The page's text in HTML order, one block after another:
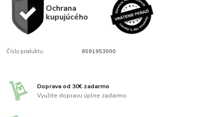
Ochrana
kupujúcého
Číslo produktu: 6591953000
Doprava od 30€ zadarmo
Využite dopravu úplne zadarmo